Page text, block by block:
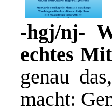
-hgj/nj-
echtes
genau
macht: